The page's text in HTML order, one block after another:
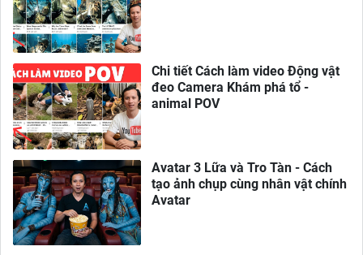
Chi tiết Cách làm video Động vật
đeo Camera Khám phá tổ -
animal POV
Avatar 3 Lữa và Tro Tàn - Cách
tạo ảnh chụp cùng nhân vật chính
Avatar